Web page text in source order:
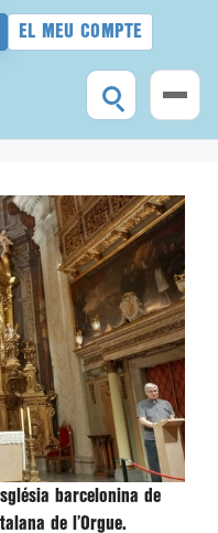
EL MEU COMPTE
barcelonina de
de l’Orgue.